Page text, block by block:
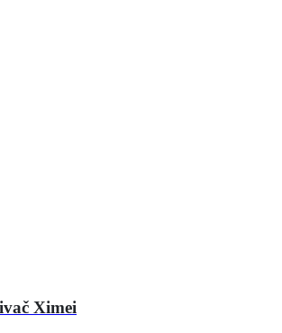
Ximei